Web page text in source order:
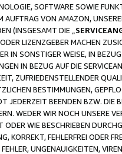
SOFTWARE SOWIE
AUFTRAG VON AMAZON,
(INSGESAMT DIE „
LIZENZGEBER MACHEN
IN SONSTIGER WEISE, IN
IN BEZUG AUF DIE
ZUFRIEDENSTELLENDER
BESTIMMUNGEN,
JEDERZEIT BEENDEN BZW. DIE
WEDER WIR NOCH UNSERE
ODER WIE BESCHRIEBEN
KORREKT, FEHLERFREI ODER
UNGENAUIGKEITEN,